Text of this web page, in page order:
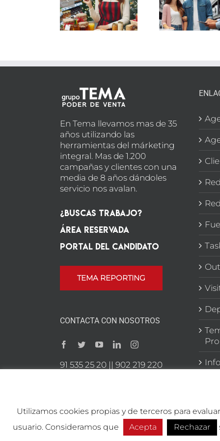
ELECTRODOMÉSTICO
EN
MARBELLA
En Tema llevamos mas de 35
años utilizando las
herramientas del márketing
integral. Mas de 1.200
campañas y clientes con una
media de 8 años dándoles
servicio nos avalan.
¿Buscas Trabajo?
Área Reservada
Portal del candidato
TEMA REPORTING
CONTACTA CON NOSOTROS
91 535 25 20 || 902 219 220
Utilizamos cookies propias y de terceros para
usuario. Consideramos que
Acepta Rechazar